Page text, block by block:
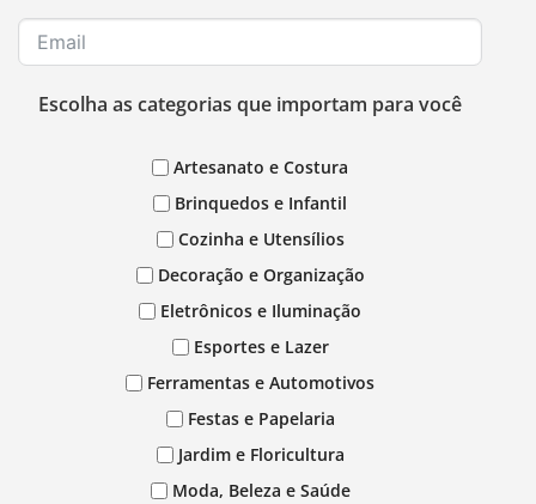
Escolha as categorias que importam para você
Artesanato e Costura
Brinquedos e Infantil
Cozinha e Utensílios
Decoração e Organização
Eletrônicos e Iluminação
Esportes e Lazer
Ferramentas e Automotivos
Festas e Papelaria
Jardim e Floricultura
Moda, Beleza e Saúde